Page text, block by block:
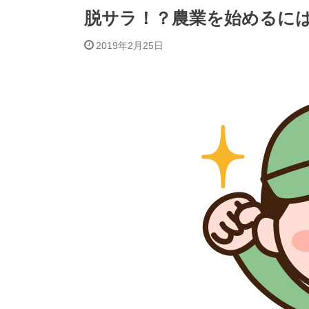
脱サラ！？農業を始めるに
2019年2月25日